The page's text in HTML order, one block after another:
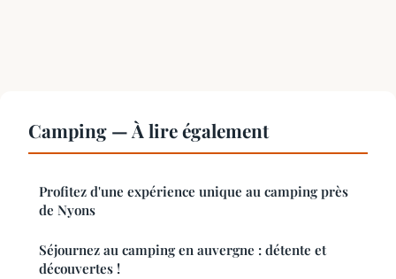
Camping — À lire également
Profitez d'une expérience unique au camping près
de Nyons
Séjournez au camping en auvergne : détente et
découvertes !